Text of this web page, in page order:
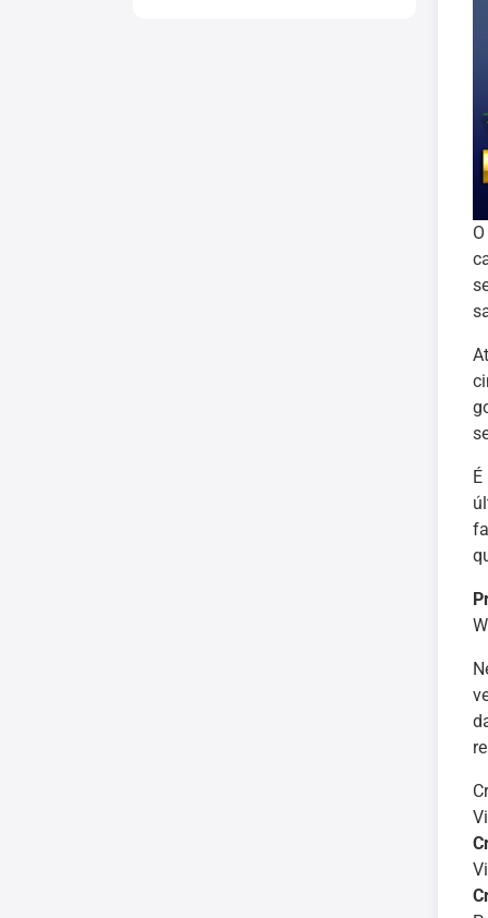
O